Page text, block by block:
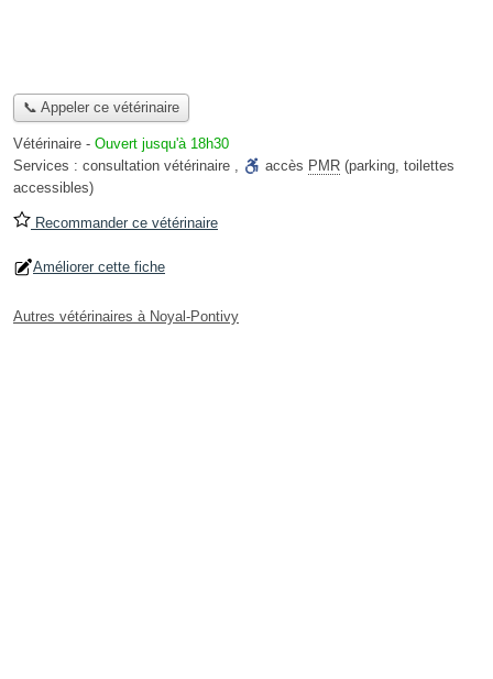
📞 Appeler ce vétérinaire
Vétérinaire - Ouvert jusqu'à 18h30
Services : consultation vétérinaire , accès PMR (parking, toilettes
accessibles)
Recommander ce vétérinaire
Améliorer cette fiche
Autres vétérinaires à Noyal-Pontivy